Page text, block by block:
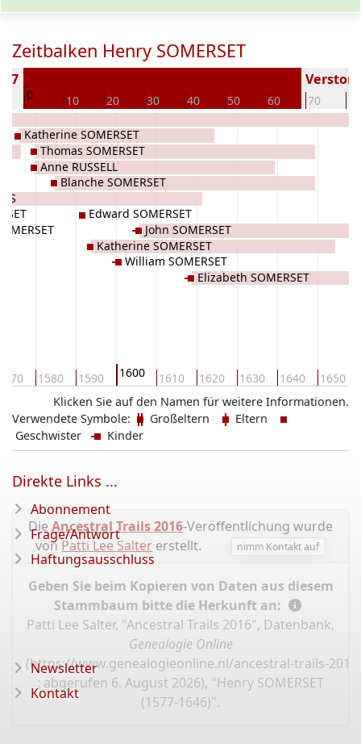
Zeitbalken Henry SOMERSET
0 10 20 30 40 50 60 70
1580 1590 1600 1610 1620 1630 1640 1650
Katherine SOMERSET
Thomas SOMERSET
Anne RUSSELL
Blanche SOMERSET
Edward SOMERSET
Katherine SOMERSET
William SOMERSET
John SOMERSET
Elizabeth SOMERSET
Klicken Sie auf den Namen für weitere Informationen.
Verwendete Symbole:
Großeltern
Eltern
Geschwister
Kinder
Die Ancestral Trails 2016-Veröffentlichung wurde
von Patti Lee Salter erstellt. nimm Kontakt auf
Geben Sie beim Kopieren von Daten aus diesem
Stammbaum bitte die Herkunft an:
Patti Lee Salter, "Ancestral Trails 2016", Datenbank,
Genealogie Online
(https://www.genealogieonline.nl/ancestral-trails-
: abgerufen 6. August 2026), "Henry SOMERSET
(1577-1646)".
Direkte Links ...
Abonnement
Frage/Antwort
Haftungsausschluss
Newsletter
Kontakt